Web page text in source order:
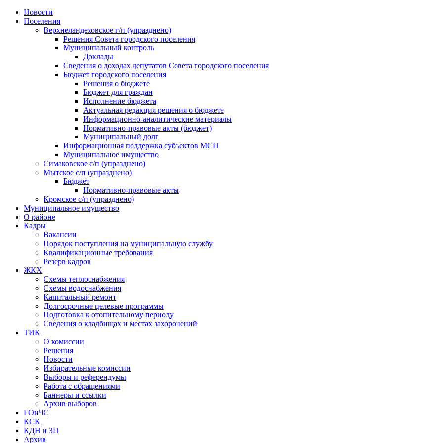
Skip
Новости
Поселения
Верхнеландеховское г/п (упразднено)
Решения Совета городского поселения
Муниципальный контроль
Доклады
Сведения о доходах депутатов Совета городского поселения
Бюджет городского поселения
Решения о бюджете
Бюджет для граждан
Исполнение бюджета
Актуальная редакция решения о бюджете
Информационно-аналитические материалы
Нормативно-правовые акты (бюджет)
Муниципальный долг
Информационная поддержка субъектов МСП
Муниципальное имущество
Симаковское с/п (упразднено)
Мытское с/п (упразднено)
Бюджет
Нормативно-правовые акты
Кромское с/п (упразднено)
Муниципальное имущество
О районе
Кадры
Вакансии
Порядок поступления на муниципальную службу
Квалификационные требования
Резерв кадров
ЖКХ
Схемы теплоснабжения
Схемы водоснабжения
Капитальный ремонт
Долгосрочные целевые программы
Подготовка к отопительному периоду
Сведения о кладбищах и местах захоронений
ТИК
О комиссии
Решения
Новости
Избирательные комиссии
Выборы и референдумы
Работа с обращениями
Баннеры и ссылки
Архив выборов
ГОиЧС
КСК
КДН и ЗП
Архив